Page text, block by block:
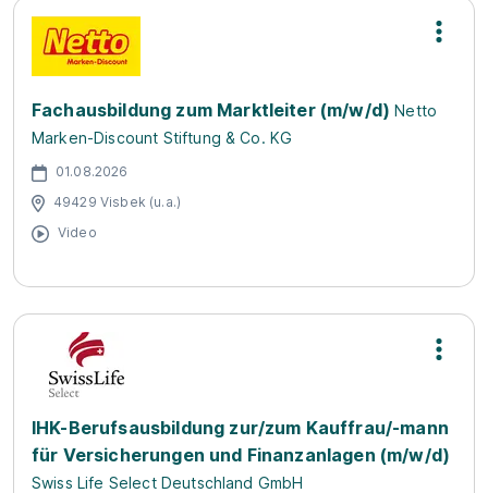
Fachausbildung zum Marktleiter (m/w/d) Netto
Marken-Discount Stiftung & Co. KG
01.08.2026
49429 Visbek (u.a.)
Video
IHK-Berufsausbildung zur/zum Kauffrau/-mann
für Versicherungen und Finanzanlagen (m/w/d)
Swiss Life Select Deutschland GmbH